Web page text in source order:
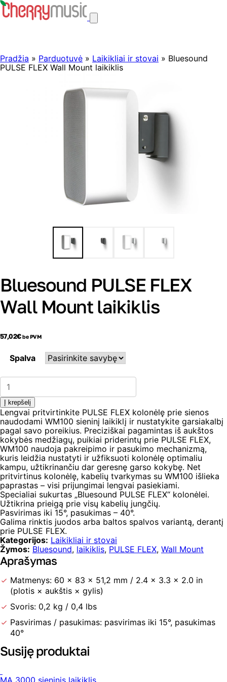
Pradžia » Parduotuvė » Laikikliai ir stovai » Bluesound
PULSE FLEX Wall Mount laikiklis
Bluesound PULSE FLEX
Wall Mount laikiklis
57,02€ be PVM
Spalva
produkto
kiekis:
Bluesound
PULSE
FLEX
Wall
Mount
laikiklis
Į krepšelį
Lengvai pritvirtinkite PULSE FLEX kolonėlę prie sienos
naudodami WM100 sieninį laikiklį ir nustatykite garsiakalbį
pagal savo poreikius. Preciziškai pagamintas iš aukštos
kokybės medžiagų, puikiai priderintų prie PULSE FLEX,
WM100 naudoja pakreipimo ir pasukimo mechanizmą,
kuris leidžia nustatyti ir užfiksuoti kolonėlę optimaliu
kampu, užtikrinančiu dar geresnę garso kokybę. Net
pritvirtinus kolonėlę, kabelių tvarkymas su WM100 išlieka
paprastas – visi prijungimai lengvai pasiekiami.
Specialiai sukurtas „Bluesound PULSE FLEX“ kolonėlei.
Užtikrina prieigą prie visų kabelių jungčių.
Pasvirimas iki 15°, pasukimas – 40°.
Galima rinktis juodos arba baltos spalvos variantą, derantį
prie PULSE FLEX.
Kategorijos: Laikikliai ir stovai
Žymos: Bluesound, laikiklis, PULSE FLEX, Wall Mount
Aprašymas
Matmenys: 60 × 83 × 51,2 mm / 2.4 × 3.3 × 2.0 in
(plotis × aukštis × gylis)
Svoris: 0,2 kg / 0,4 lbs
Pasvirimas / pasukimas: pasvirimas iki 15°, pasukimas
40°
Susiję produktai
MA 3000 sieninis laikiklis